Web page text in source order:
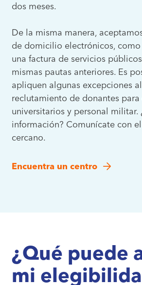
dos meses.
De la misma manera,
de domicilio electrónicos,
una factura de servicios
mismas pautas anteriores. Es
apliquen algunas excepciones
reclutamiento de donantes para
universitarios y personal militar.
información? Comunícate con
cercano.
Encuentra un centro
¿Qué puede
mi